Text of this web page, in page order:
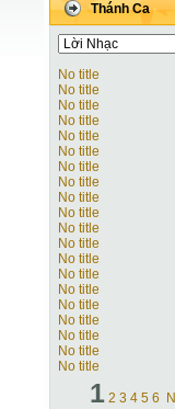
Thánh Ca
No title
No title
No title
No title
No title
No title
No title
No title
No title
No title
No title
No title
No title
No title
No title
No title
No title
No title
No title
No title
1 2 3 4 5 6